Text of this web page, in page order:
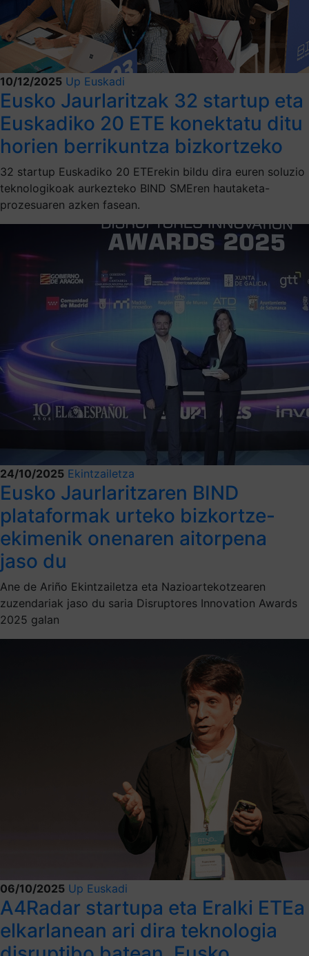
10/12/2025 Up Euskadi
Eusko Jaurlaritzak 32 startup eta
Euskadiko 20 ETE konektatu ditu
horien berrikuntza bizkortzeko
32 startup Euskadiko 20 ETErekin bildu dira euren soluzio
teknologikoak aurkezteko BIND SMEren hautaketa-
prozesuaren azken fasean.
24/10/2025 Ekintzailetza
Eusko Jaurlaritzaren BIND
plataformak urteko bizkortze-
ekimenik onenaren aitorpena
jaso du
Ane de Ariño Ekintzailetza eta Nazioartekotzearen
zuzendariak jaso du saria Disruptores Innovation Awards
2025 galan
06/10/2025 Up Euskadi
A4Radar startupa eta Eralki ETEa
elkarlanean ari dira teknologia